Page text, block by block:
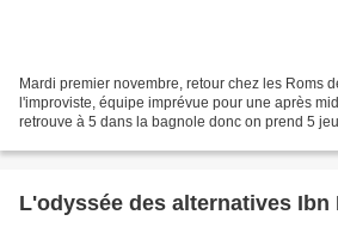
Mardi premier novembre, retour chez les Roms
l'improviste, équipe imprévue pour une après
retrouve à 5 dans la bagnole donc on prend 5
L'odyssée des alternatives Ibn